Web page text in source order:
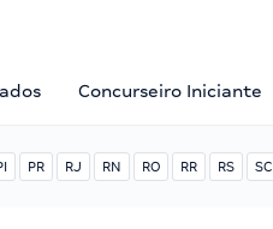
Concurseiro Iniciante
PR RJ RN RO RR RS SC